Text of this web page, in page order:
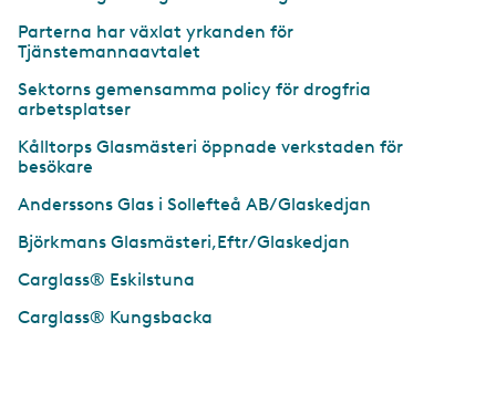
Parterna har växlat yrkanden för
Tjänstemannaavtalet
Sektorns gemensamma policy för drogfria
arbetsplatser
Kålltorps Glasmästeri öppnade verkstaden för
besökare
Anderssons Glas i Sollefteå AB/Glaskedjan
Björkmans Glasmästeri,Eftr/Glaskedjan
Carglass® Eskilstuna
Carglass® Kungsbacka